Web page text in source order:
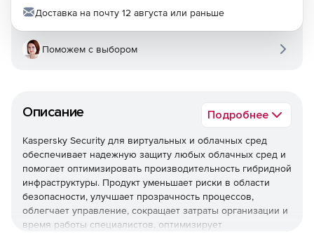
Описание Подробнее
Kaspersky Security для виртуальных и облачных сред
обеспечивает надежную защиту любых облачных сред и
помогает оптимизировать производительность гибридной
инфраструктуры. Продукт уменьшает риски в области
безопасности, улучшает прозрачность процессов,
облегчает управление, сокращает затраты организации и
время работы специалистов, оптимизирует
Доставка на почту 12 августа или раньше
Поможем с выбором